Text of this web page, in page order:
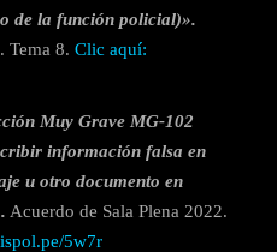
de la función policial)».
Tema 8. Clic aquí:
Muy Grave MG-102
información falsa en
u otro documento en
Acuerdo de Sala Plena 2022.
5w7r